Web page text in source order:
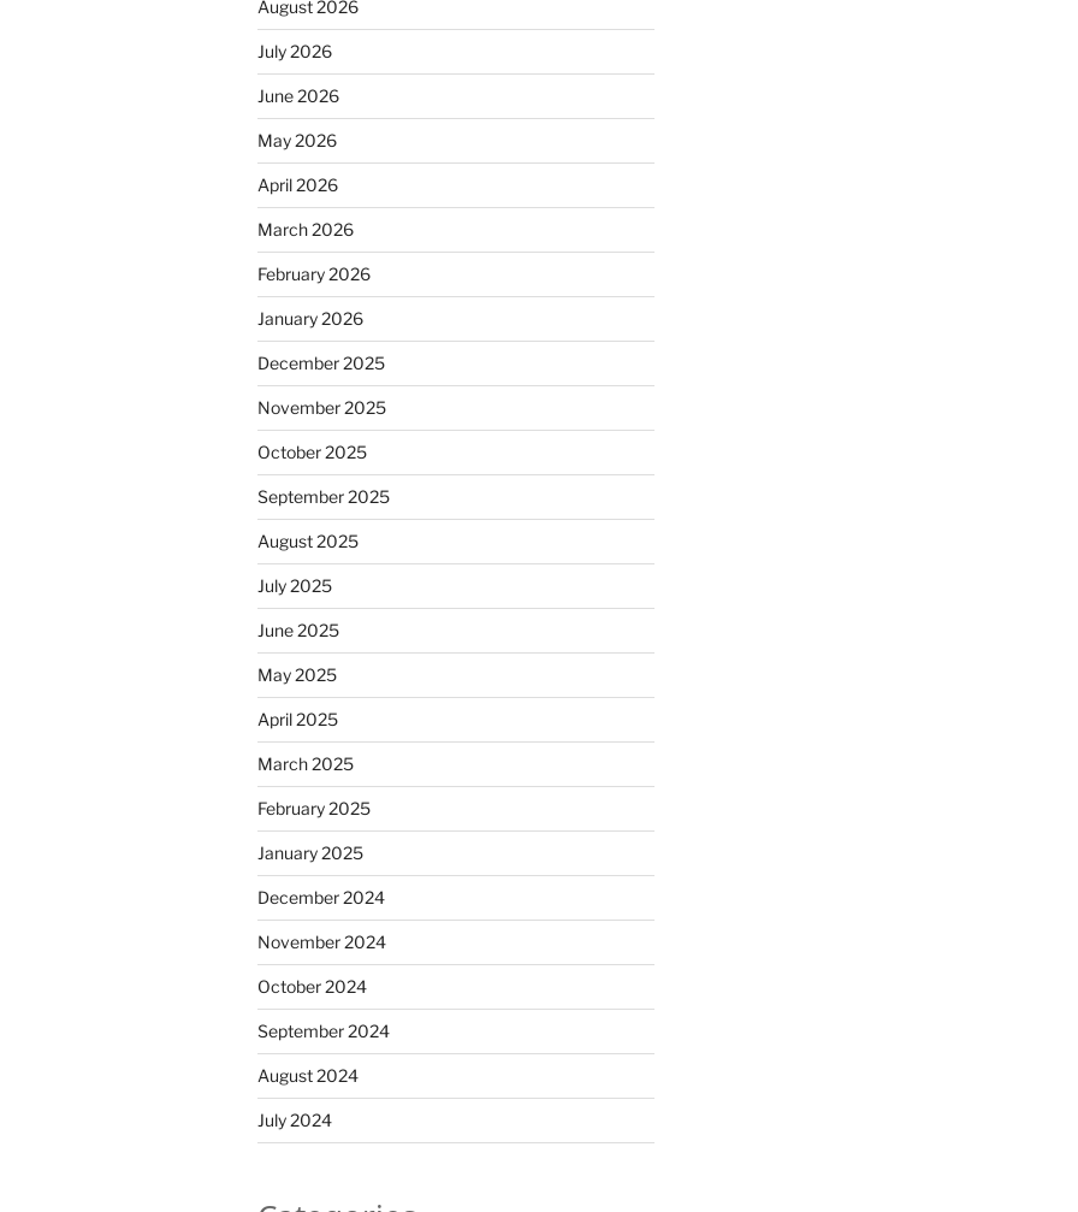
August 2026
July 2026
June 2026
May 2026
April 2026
March 2026
February 2026
January 2026
December 2025
November 2025
October 2025
September 2025
August 2025
July 2025
June 2025
May 2025
April 2025
March 2025
February 2025
January 2025
December 2024
November 2024
October 2024
September 2024
August 2024
July 2024